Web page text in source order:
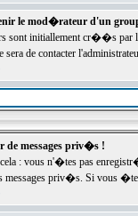
le mod�rateur d'un
sont initiallement cr��s
de contacter
de messages priv�s !
: vous n'�tes pas
messages priv�s. Si vous